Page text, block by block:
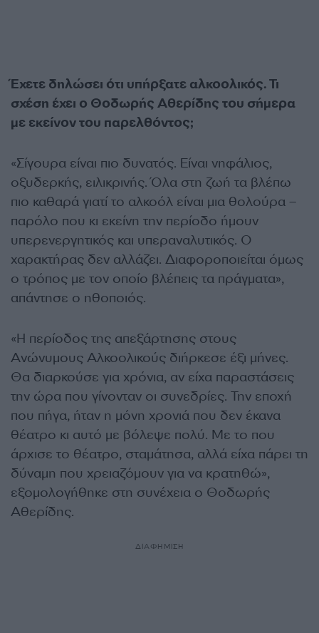
Έχετε δηλώσει ότι υπήρξατε αλκοολικός. Τι
σχέση έχει ο Θοδωρής Αθερίδης του σήμερα
με εκείνον του παρελθόντος;
«Σίγουρα είναι πιο δυνατός. Είναι νηφάλιος,
οξυδερκής, ειλικρινής. Όλα στη ζωή τα βλέπω
πιο καθαρά γιατί το αλκοόλ είναι μια θολούρα –
παρόλο που κι εκείνη την περίοδο ήμουν
υπερενεργητικός και υπεραναλυτικός. Ο
χαρακτήρας δεν αλλάζει. Διαφοροποιείται όμως
ο τρόπος με τον οποίο βλέπεις τα πράγματα»,
απάντησε ο ηθοποιός.
«Η περίοδος της απεξάρτησης στους
Ανώνυμους Αλκοολικούς διήρκεσε έξι μήνες.
Θα διαρκούσε για χρόνια, αν είχα παραστάσεις
την ώρα που γίνονταν οι συνεδρίες. Την εποχή
που πήγα, ήταν η μόνη χρονιά που δεν έκανα
θέατρο κι αυτό με βόλεψε πολύ. Με το που
άρχισε το θέατρο, σταμάτησα, αλλά είχα πάρει τη
δύναμη που χρειαζόμουν για να κρατηθώ»,
εξομολογήθηκε στη συνέχεια ο Θοδωρής
Αθερίδης.
ΔΙΑΦΗΜΙΣΗ